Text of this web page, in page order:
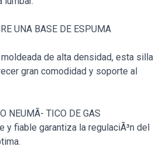
UNA BASE DE ESPUMA
moldeada de alta densidad, esta silla
gran comodidad y soporte al
NEUMÃ- TICO DE GAS
y fiable garantiza la regulaciÃ³n del